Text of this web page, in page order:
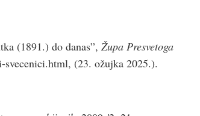
(1891.) do danas”, Župa Presvetoga
svecenici.html, (23. ožujka 2025.).